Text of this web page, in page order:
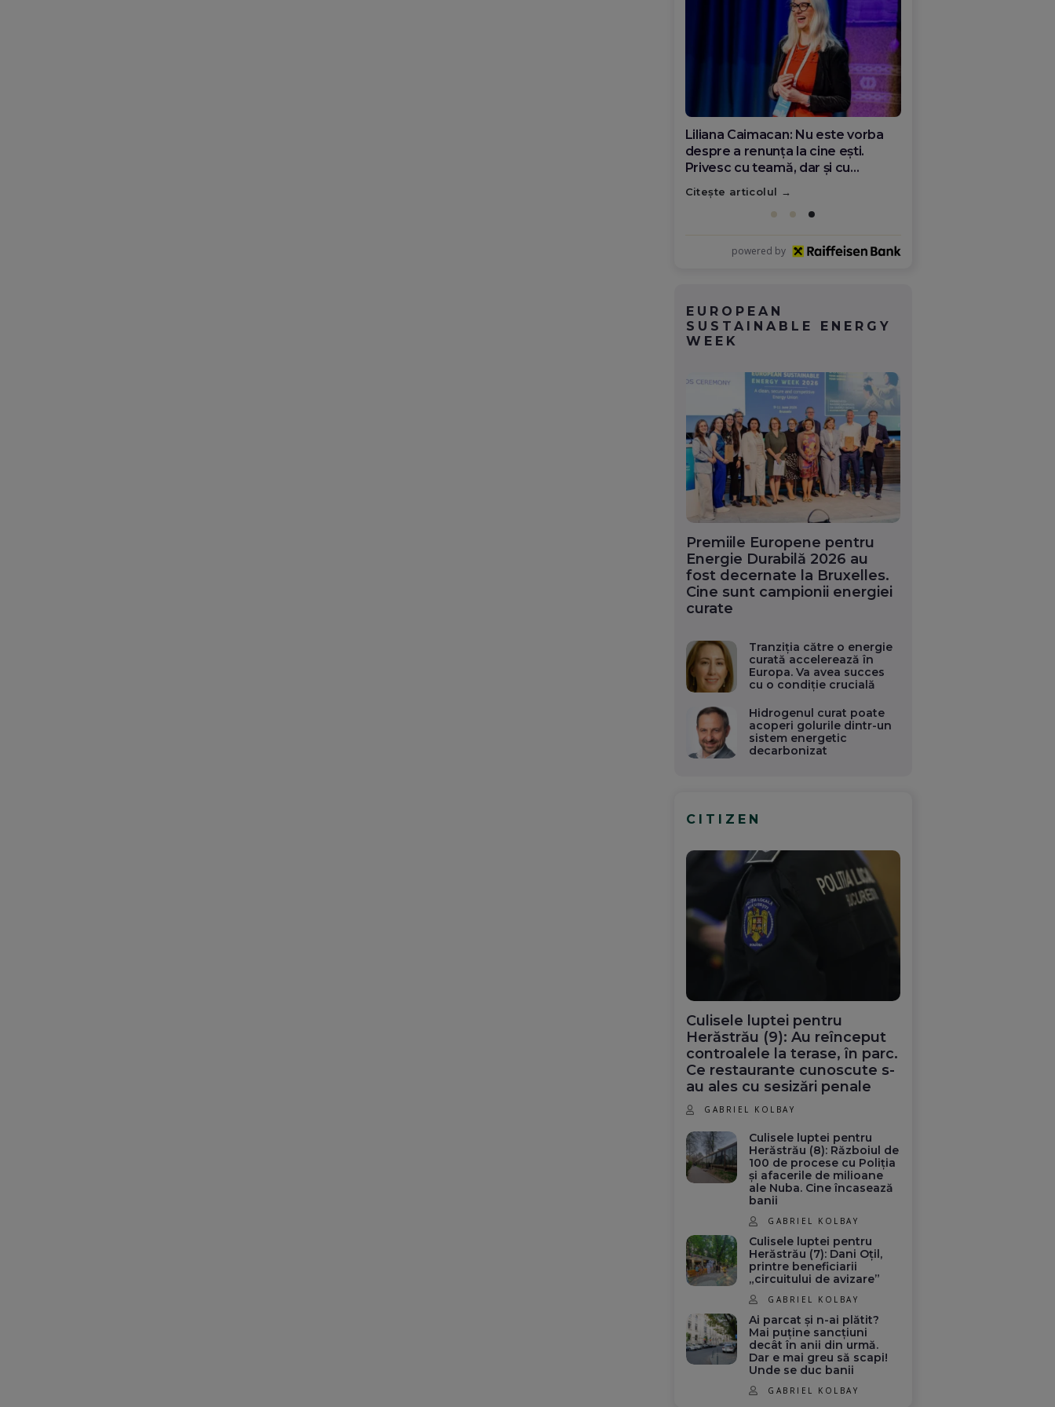
Diana Olar, românca de la Google
care demonstrează că diaspora
poate schimba România
Citește articolul
powered by
EUROPEAN
SUSTAINABLE ENERGY
WEEK
Premiile Europene pentru
Energie Durabilă 2026 au
fost decernate la Bruxelles.
Cine sunt campionii energiei
curate
Tranziția către o energie
curată accelerează în
Europa. Va avea succes
cu o condiție crucială
Hidrogenul curat poate
acoperi golurile dintr-un
sistem energetic
decarbonizat
CITIZEN
Culisele luptei pentru
Herăstrău (9): Au reînceput
controalele la terase, în parc.
Ce restaurante cunoscute s-
au ales cu sesizări penale
GABRIEL KOLBAY
Culisele luptei pentru
Herăstrău (8): Războiul de
100 de procese cu Poliția
și afacerile de milioane
ale Nuba. Cine încasează
banii
GABRIEL KOLBAY
Culisele luptei pentru
Herăstrău (7): Dani Oțil,
printre beneficiarii
„circuitului de avizare”
GABRIEL KOLBAY
Ai parcat și n-ai plătit?
Mai puține sancțiuni
decât în anii din urmă.
Dar e mai greu să scapi!
Unde se duc banii
GABRIEL KOLBAY